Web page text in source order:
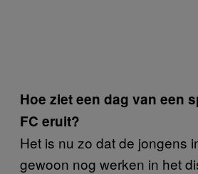
Hoe ziet een dag van een
FC eruit?
Het is nu zo dat de jongens
gewoon nog werken in het